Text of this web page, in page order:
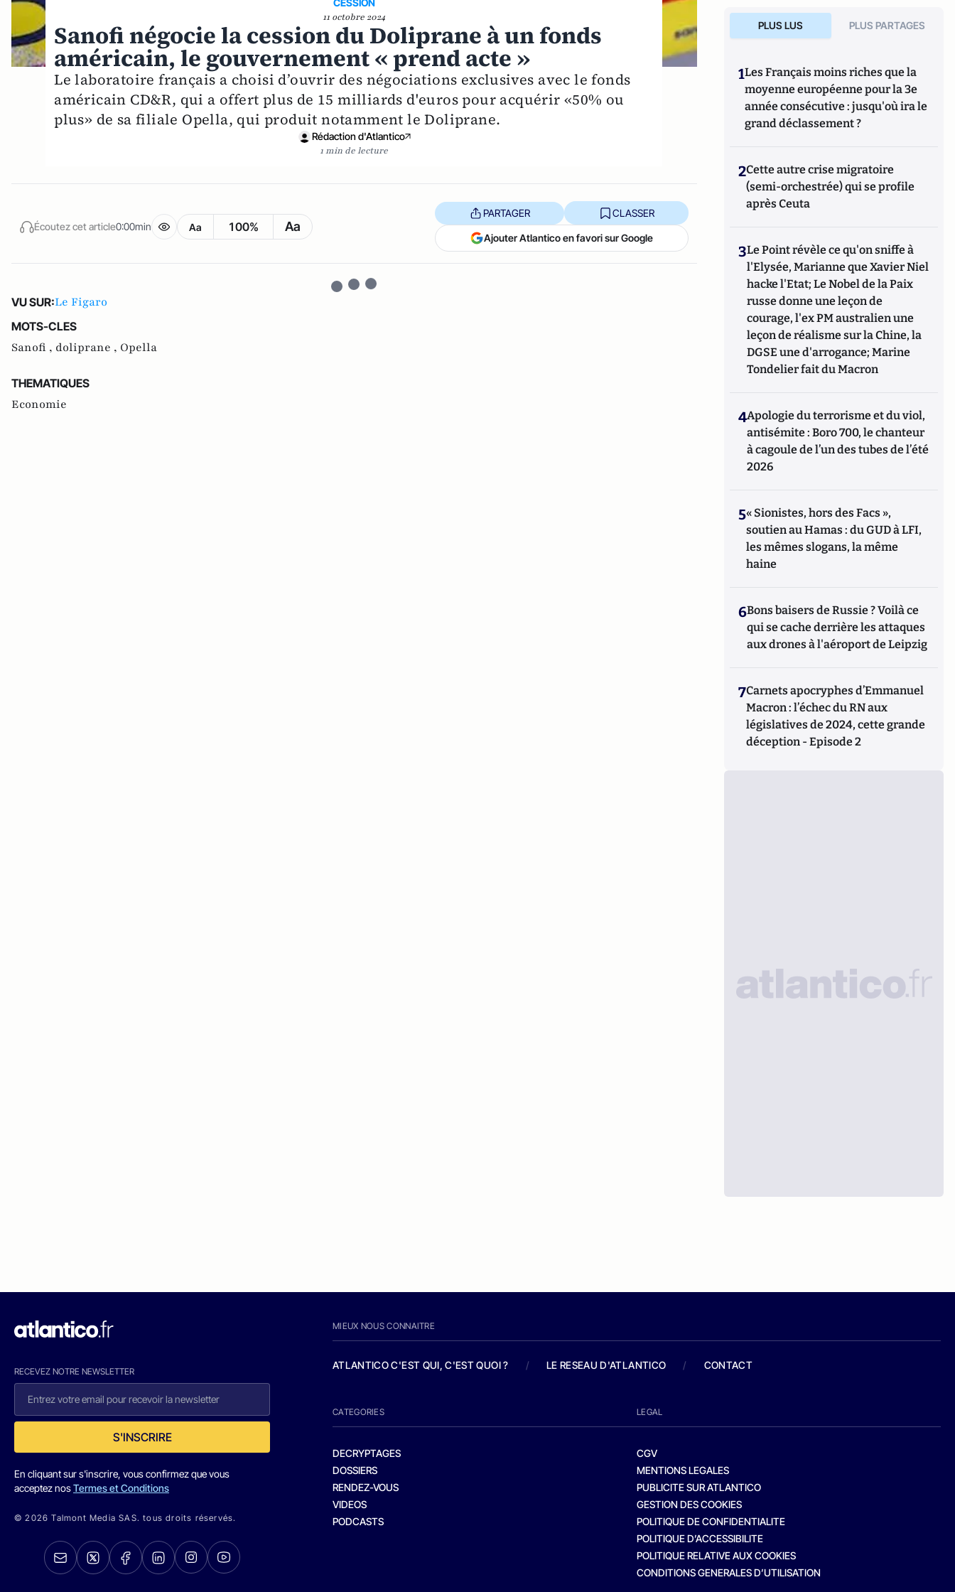
CESSION
11 octobre 2024
Sanofi négocie la cession du Doliprane à un fonds
américain, le gouvernement « prend acte »
Le laboratoire français a choisi d’ouvrir des négociations exclusives avec le fonds
américain CD&R, qui a offert plus de 15 milliards d'euros pour acquérir «50% ou
plus» de sa filiale Opella, qui produit notamment le Doliprane.
Rédaction d'Atlantico
1 min de lecture
Écoutez cet article0:00min Aa 100% Aa
PARTAGER CLASSER
Ajouter Atlantico en favori sur Google
VU SUR:Le Figaro
MOTS-CLES
Sanofi , doliprane , Opella
THEMATIQUES
Economie
PLUS LUS PLUS PARTAGES
1Les Français moins riches que la
moyenne européenne pour la 3e
année consécutive : jusqu'où ira le
grand déclassement ?
2Cette autre crise migratoire
(semi-orchestrée) qui se profile
après Ceuta
3Le Point révèle ce qu'on sniffe à
l'Elysée, Marianne que Xavier Niel
hacke l'Etat; Le Nobel de la Paix
russe donne une leçon de
courage, l'ex PM australien une
leçon de réalisme sur la Chine, la
DGSE une d'arrogance; Marine
Tondelier fait du Macron
4Apologie du terrorisme et du viol,
antisémite : Boro 700, le chanteur
à cagoule de l’un des tubes de l’été
2026
5« Sionistes, hors des Facs »,
soutien au Hamas : du GUD à LFI,
les mêmes slogans, la même
haine
6Bons baisers de Russie ? Voilà ce
qui se cache derrière les attaques
aux drones à l'aéroport de Leipzig
7Carnets apocryphes d’Emmanuel
Macron : l’échec du RN aux
législatives de 2024, cette grande
déception - Episode 2
RECEVEZ NOTRE NEWSLETTER
S'INSCRIRE
En cliquant sur s'inscrire, vous confirmez que vous
acceptez nosTermes et Conditions
© 2026 Talmont Media SAS. tous droits réservés.
MIEUX NOUS CONNAITRE
ATLANTICO C'EST QUI, C'EST QUOI ? / LE RESEAU D'ATLANTICO / CONTACT
CATEGORIES
DECRYPTAGES
DOSSIERS
RENDEZ-VOUS
VIDEOS
PODCASTS
LEGAL
CGV
MENTIONS LEGALES
PUBLICITE SUR ATLANTICO
GESTION DES COOKIES
POLITIQUE DE CONFIDENTIALITE
POLITIQUE D’ACCESSIBILITE
POLITIQUE RELATIVE AUX COOKIES
CONDITIONS GENERALES D’UTILISATION